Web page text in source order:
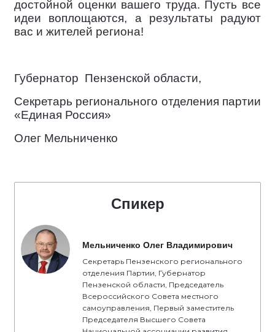
достойной оценки вашего труда. Пусть все
идеи воплощаются, а результаты радуют
вас и жителей региона!
Губернатор Пензенской области,
Секретарь регионального отделения партии
«Единая Россия»
Олег Мельниченко
Спикер
Мельниченко Олег Владимирович
Секретарь Пензенского регионального
отделения Партии, Губернатор
Пензенской области, Председатель
Всероссийского Совета местного
самоуправления, Первый заместитель
Председателя Высшего Совета